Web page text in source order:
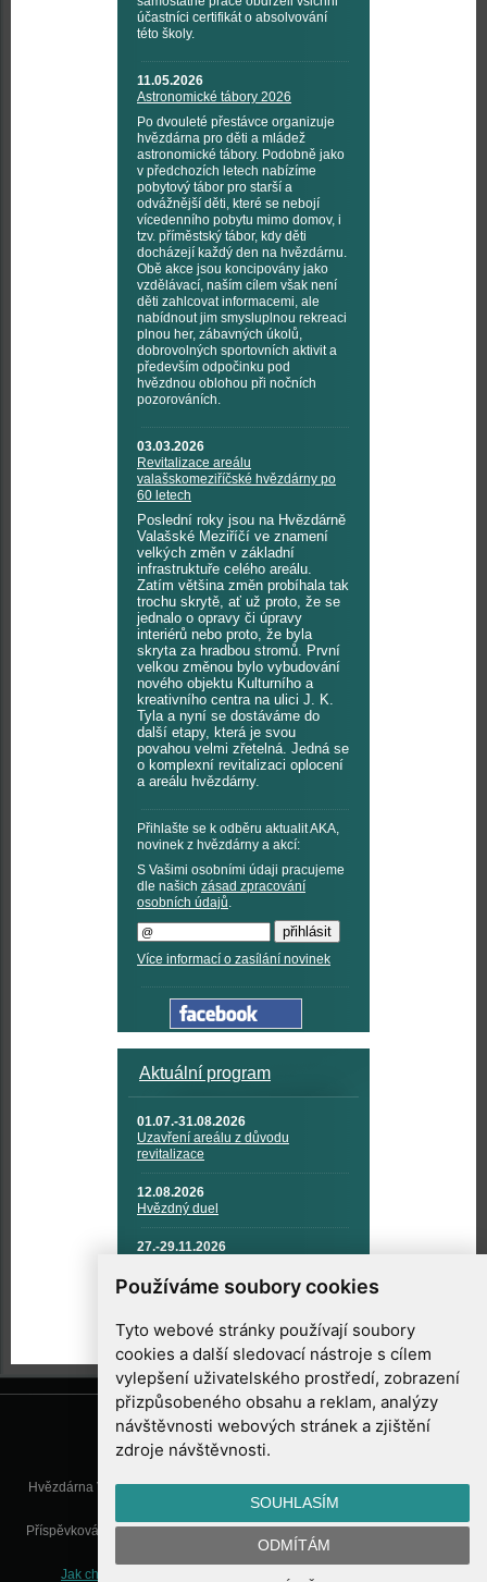
Používáme soubory cookies
Tyto webové stránky používají soubory
cookies a další sledovací nástroje s cílem
vylepšení uživatelského prostředí, zobrazení
přizpůsobeného obsahu a reklam, analýzy
návštěvnosti webových stránek a zjištění
zdroje návštěvnosti.
SOUHLASÍM
ODMÍTÁM
účastníci certifikát o absolvování
této školy.
11.05.2026
Astronomické tábory 2026
Po dvouleté přestávce organizuje
hvězdárna pro děti a mládež
astronomické tábory. Podobně jako
v předchozích letech nabízíme
pobytový tábor pro starší a
odvážnější děti, které se nebojí
vícedenního pobytu mimo domov, i
tzv. příměstský tábor, kdy děti
docházejí každý den na hvězdárnu.
Obě akce jsou koncipovány jako
vzdělávací, naším cílem však není
děti zahlcovat informacemi, ale
nabídnout jim smysluplnou rekreaci
plnou her, zábavných úkolů,
dobrovolných sportovních aktivit a
především odpočinku pod
hvězdnou oblohou při nočních
pozorováních.
03.03.2026
Revitalizace areálu
valašskomeziříčské hvězdárny po
60 letech
Poslední roky jsou na Hvězdárně
Valašské Meziříčí ve znamení
velkých změn v základní
infrastruktuře celého areálu.
Zatím většina změn probíhala tak
trochu skrytě, ať už proto, že se
jednalo o opravy či úpravy
interiérů nebo proto, že byla
skryta za hradbou stromů. První
velkou změnou bylo vybudování
nového objektu Kulturního a
kreativního centra na ulici J. K.
Tyla a nyní se dostáváme do
další etapy, která je svou
povahou velmi zřetelná. Jedná se
o komplexní revitalizaci oplocení
a areálu hvězdárny.
Přihlašte se k odběru aktualit AKA,
novinek z hvězdárny a akcí:
S Vašimi osobními údaji pracujeme
dle našich zásad zpracování
osobních údajů.
Více informací o zasílání novinek
Aktuální program
01.07.-31.08.2026
Uzavření areálu z důvodu
revitalizace
12.08.2026
Hvězdný duel
27.-29.11.2026
TECHNIKA A KOSMICKÉ
TECHNOLOGIE
Hvězdárna Valašské Meziříčí, příspěvková organizace, Vsetínská 78, 757
01 Valašské Meziříčí
Příspěvková organizace Zlínského kraje. Telefon:571 611 928, Mobil:777
info@astrovm.cz
Jak chráníme Vaše osobní údaje